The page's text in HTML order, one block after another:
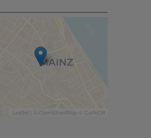
Leaflet | © OpenStreetMap © CartoDB